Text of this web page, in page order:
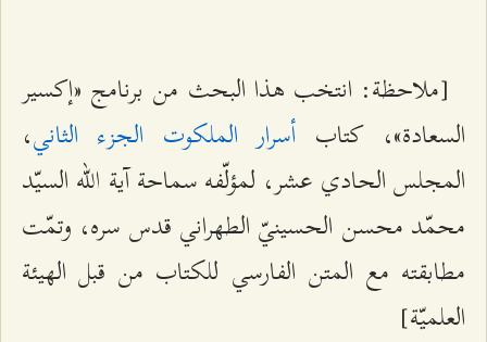
[ملاحظة: انتخب هذا البحث من برنامج «إكسير
السعادة»، كتاب أسرار الملكوت الجزء الثاني،
المجلس الحادي عشر، لمؤلّفه سماحة آية الله السيّد
محمّد محسن الحسينيّ الطهراني قدس سره، وتمّت
مطابقته مع المتن الفارسي للكتاب من قبل الهيئة
العلميّة]